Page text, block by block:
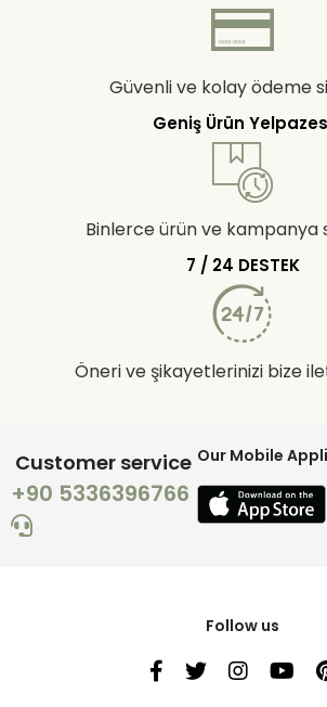
Güvenli ve kolay ödeme
Geniş Ürün
Binlerce ürün ve kampanya
7 / 24 DESTEK
Öneri ve şikayetlerinizi bize
Customer service
+90 5336396766
Our Mobile
Follow us